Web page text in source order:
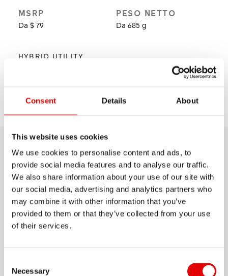
Consent Details About
This website uses cookies
We use cookies to personalise content and ads, to
provide social media features and to analyse our traffic.
We also share information about your use of our site with
our social media, advertising and analytics partners who
may combine it with other information that you’ve
provided to them or that they’ve collected from your use
of their services.
Necessary
MSRP
Da $ 79
PESO NETTO
Da 685 g
HYBRID UTILITY
Selezionare
Dettagli del prodotto
Costruito per resistere ai pesi più importanti delle
bici da e-touring, l'U 623 ha una resistenza
superiore grazie a una più ampia sezione
trasversale del cerchio. Ciò garantisce